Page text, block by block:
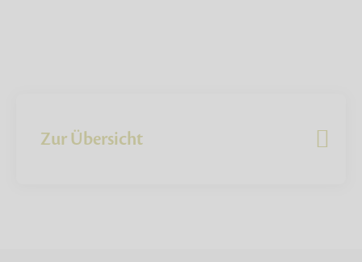
Zur Übersicht